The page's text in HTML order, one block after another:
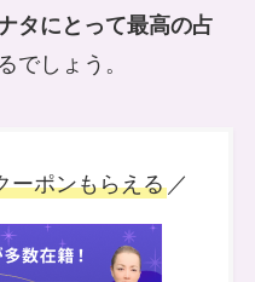
タにとって最高の占
でしょう。
ーポンもらえる／